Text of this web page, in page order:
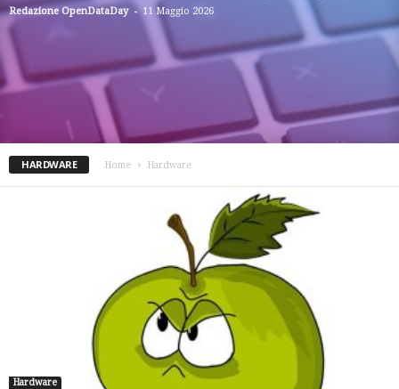
Redazione OpenDataDay - 11 Maggio 2026
HARDWARE Home Hardware
Hardware